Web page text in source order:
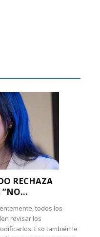
RECHAZA
“NO...
todos los
revisar los
Eso también le